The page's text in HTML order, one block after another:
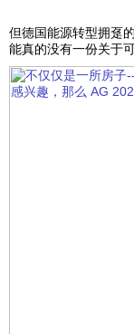
但德国能源转型拥趸
能真的没有一份关于